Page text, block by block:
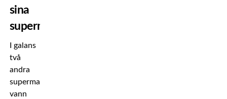
sina
supermatcher
I galans
två
andra
supermatcher
vann